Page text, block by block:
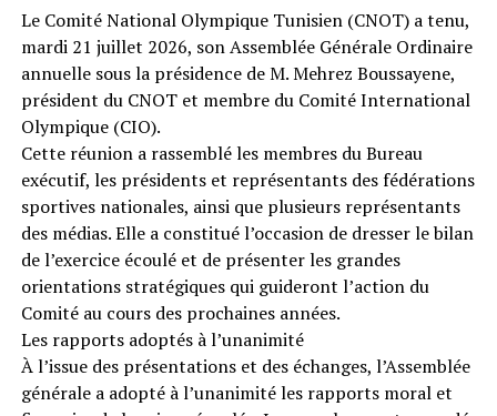
Le Comité National Olympique Tunisien (CNOT) a tenu,
mardi 21 juillet 2026, son Assemblée Générale Ordinaire
annuelle sous la présidence de M. Mehrez Boussayene,
président du CNOT et membre du Comité International
Olympique (CIO).
Cette réunion a rassemblé les membres du Bureau
exécutif, les présidents et représentants des fédérations
sportives nationales, ainsi que plusieurs représentants
des médias. Elle a constitué l’occasion de dresser le bilan
de l’exercice écoulé et de présenter les grandes
orientations stratégiques qui guideront l’action du
Comité au cours des prochaines années.
Les rapports adoptés à l’unanimité
À l’issue des présentations et des échanges, l’Assemblée
générale a adopté à l’unanimité les rapports moral et